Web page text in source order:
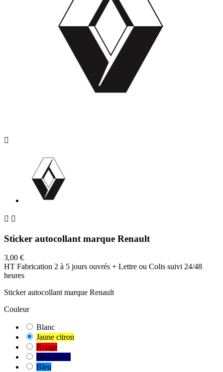

 
Sticker autocollant marque Renault
3,00 €
HT Fabrication 2 à 5 jours ouvrés + Lettre ou Colis suivi 24/48
heures
Sticker autocollant marque Renault
Couleur
Blanc
Jaune citron
Rouge
Bleu foncé
Bleu